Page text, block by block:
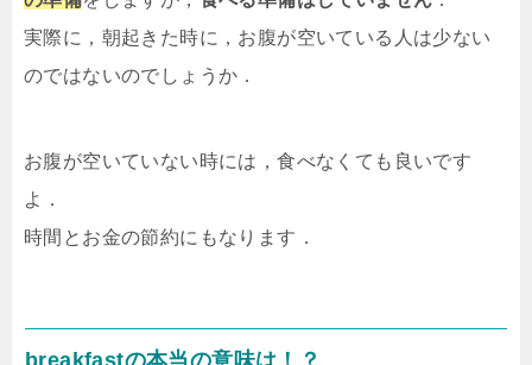
実際に，朝起きた時に，お腹が空いている人は少ない
のではないのでしょうか．
お腹が空いていない時には，食べなくても良いです
よ．
時間とお金の節約にもなります．
breakfastの本当の意味は！？